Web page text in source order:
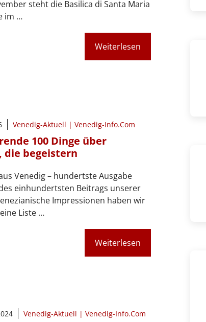
steht die Basilica di Santa Maria
im …
Weiterlesen
Venedig-Aktuell | Venedig-Info.Com
100 Dinge über
die begeistern
Venedig – hundertste Ausgabe
einhundertsten Beitrags unserer
Impressionen haben wir
Liste …
Weiterlesen
Venedig-Aktuell | Venedig-Info.Com